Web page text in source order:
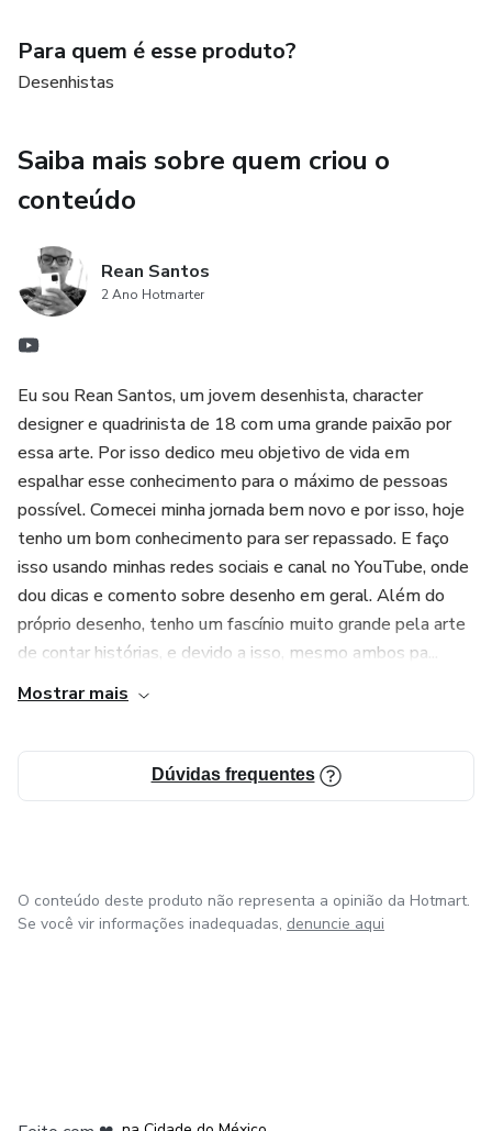
Para quem é esse produto?
Desenhistas
Saiba mais sobre quem criou o
conteúdo
Rean Santos
2 Ano Hotmarter
Eu sou Rean Santos, um jovem desenhista, character
designer e quadrinista de 18 com uma grande paixão por
essa arte. Por isso dedico meu objetivo de vida em
espalhar esse conhecimento para o máximo de pessoas
possível. Comecei minha jornada bem novo e por isso, hoje
tenho um bom conhecimento para ser repassado. E faço
isso usando minhas redes sociais e canal no YouTube, onde
dou dicas e comento sobre desenho em geral. Além do
próprio desenho, tenho um fascínio muito grande pela arte
de contar histórias, e devido a isso, mesmo ambos pa...
Mostrar mais
Dúvidas frequentes
O conteúdo deste produto não representa a opinião da Hotmart.
Se você vir informações inadequadas, denuncie aqui